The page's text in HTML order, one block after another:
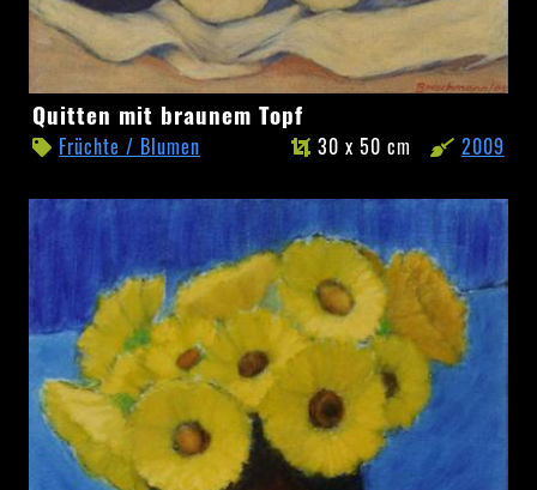
Quitten
mit
braunem
Topf
Quitten mit braunem Topf
Früchte / Blumen 2009
30 x 50 cm